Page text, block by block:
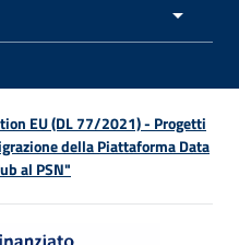
EU (DL 77/2021) - Progetti
della Piattaforma Data
al PSN"